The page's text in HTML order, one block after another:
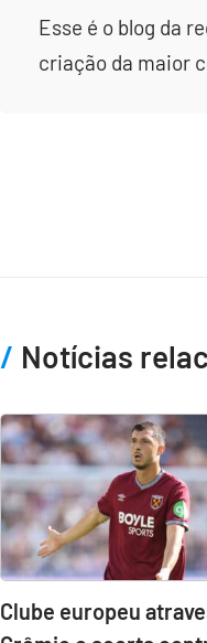
Esse é o blog da
criação da maior
Notícias
Clube europeu